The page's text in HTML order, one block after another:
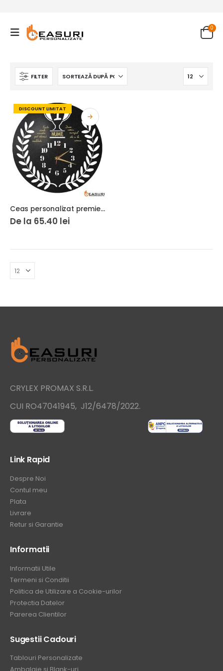
0
FILTER
DISCOUNT LIMITAT
Ceas personalizat premiere 01
De la 65.40 lei
CRYLEX PROMAX S.R.L.
CUI RO47041945, J12/6478/2022.
Link Rapid
Despre Noi
Contul meu
Plata
Livrare
Retur si Garantie
Informatii
Informatii Utile
Termeni si Conditii
Politica de Utilizare a Cookie-urilor
Protectia Datelor
Parerea Clientilor
Sugestii Cadouri
Tablouri Personalizate